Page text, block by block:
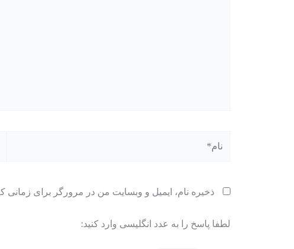
ذخیره نام، ایمیل و وبسایت من در مرورگر برای زمانی
لطفا پاسخ را به عدد انگلیسی وارد کنید: